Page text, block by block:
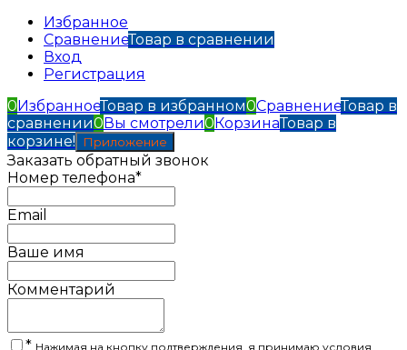
Избранное
СравнениеТовар в сравнении
Вход
Регистрация
0ИзбранноеТовар в избранном0СравнениеТовар в
сравнении0Вы смотрели0КорзинаТовар в
корзине!
Приложение
Заказать обратный звонок
Номер телефона*
Email
Ваше имя
Комментарий
* Нажимая на кнопку подтверждения, я принимаю условия